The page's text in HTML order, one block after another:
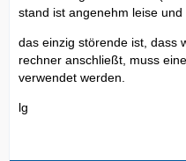
stand ist angenehm leise und
das einzig störende ist, dass
rechner anschließt, muss
verwendet werden.
lg